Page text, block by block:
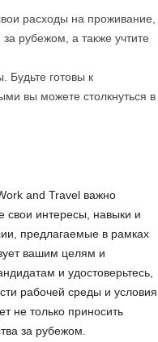
расходы на проживание,
рубежом, а также учтите
Будьте готовы к
вы можете столкнуться в
and Travel важно
свои интересы, навыки и
предлагаемые в рамках
вашим целям и
и удостоверьтесь,
рабочей среды и условия
не только приносить
за рубежом.